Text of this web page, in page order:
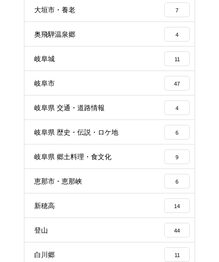
大垣市・養老 7
奥飛騨温泉郷 4
岐阜城 11
岐阜市 47
岐阜県 交通・道路情報 4
岐阜県 歴史・伝説・ロケ地 6
岐阜県 郷土料理・食文化 9
恵那市・恵那峡 6
新穂高 14
登山 44
白川郷 11